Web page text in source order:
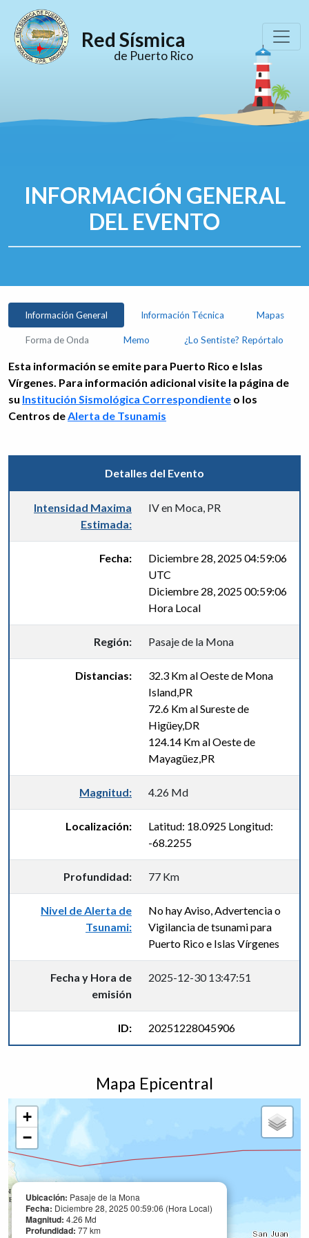
Red Sísmica
de Puerto Rico
INFORMACIÓN GENERAL
DEL EVENTO
Información General Información Técnica Mapas
Forma de Onda Memo ¿Lo Sentiste? Repórtalo
Esta información se emite para Puerto Rico e Islas
Vírgenes. Para información adicional visite la página de
su Institución Sismológica Correspondiente o los
Centros deAlerta de Tsunamis
Detalles del Evento
Intensidad Maxima
Estimada:
IV en Moca, PR
Fecha:
Diciembre 28, 2025 04:59:06
UTC
Diciembre 28, 2025 00:59:06
Hora Local
Región: Pasaje de la Mona
Distancias:
32.3 Km al Oeste de Mona
Island,PR
72.6 Km al Sureste de
Higüey,DR
124.14 Km al Oeste de
Mayagüez,PR
Magnitud: 4.26 Md
Localización:
Latitud: 18.0925 Longitud:
-68.2255
Profundidad: 77 Km
Nivel de Alerta de
Tsunami:
No hay Aviso, Advertencia o
Vigilancia de tsunami para
Puerto Rico e Islas Vírgenes
Fecha y Hora de
emisión
2025-12-30 13:47:51
ID: 20251228045906
Mapa Epicentral
Ubicación: Pasaje de la Mona
Fecha: Diciembre 28, 2025 00:59:06 (Hora Local)
Magnitud: 4.26 Md
Profundidad: 77 km
+
−